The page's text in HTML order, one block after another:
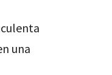
una